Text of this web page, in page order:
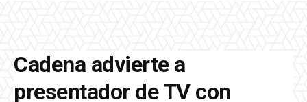
Cadena advierte a
presentador de TV con